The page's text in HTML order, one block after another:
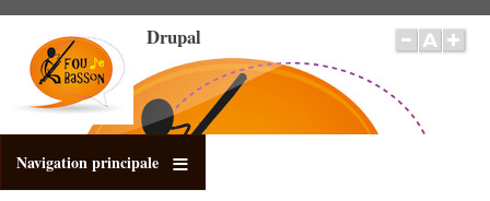
main
content
Drupal
Navigation principale